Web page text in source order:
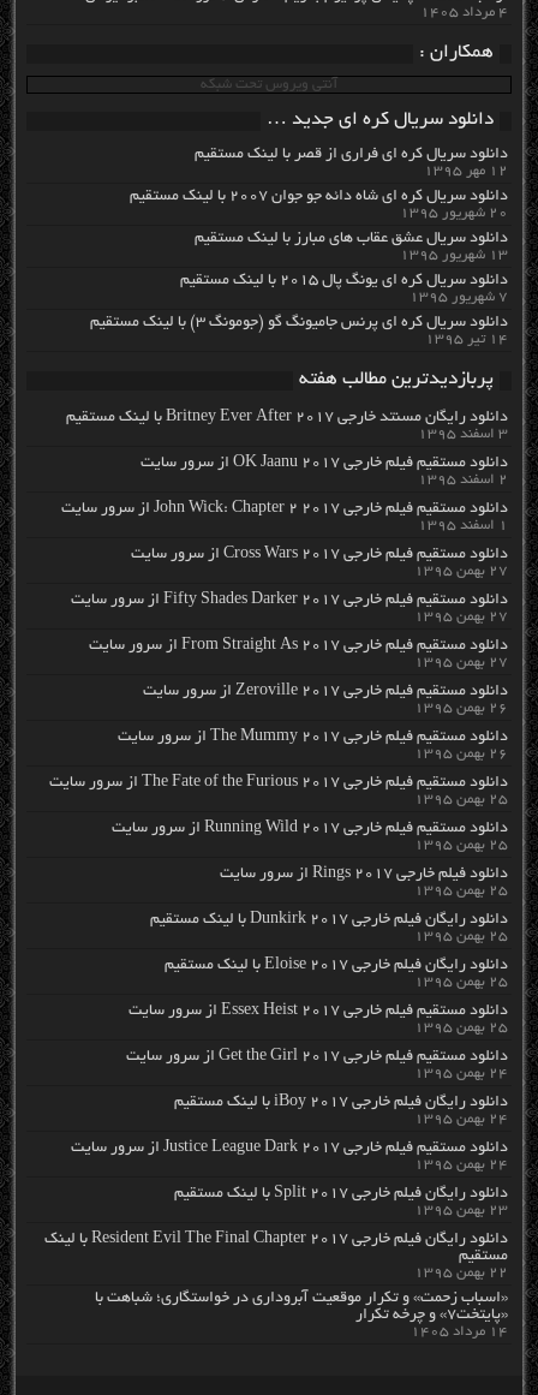
۴ مرداد ۱۴۰۵
همکاران :
آنتی ویروس تحت شبکه
دانلود سریال کره ای جدید …
دانلود سریال کره ای فراری از قصر با لینک مستقیم
۱۲ مهر ۱۳۹۵
دانلود سریال کره ای شاه دائه جو جوان ۲۰۰۷ با لینک مستقیم
۲۰ شهریور ۱۳۹۵
دانلود سریال عشق عقاب های مبارز با لینک مستقیم
۱۳ شهریور ۱۳۹۵
دانلود سریال کره ای یونگ پال ۲۰۱۵ با لینک مستقیم
۷ شهریور ۱۳۹۵
دانلود سریال کره ای پرنس جامیونگ گو (جومونگ ۳) با لینک مستقیم
۱۴ تیر ۱۳۹۵
پربازدیدترین مطالب هفته
دانلود رایگان مسنتد خارجی Britney Ever After 2017 با لینک مستقیم
۳ اسفند ۱۳۹۵
دانلود مستقیم فیلم خارجی OK Jaanu 2017 از سرور سایت
۲ اسفند ۱۳۹۵
دانلود مستقیم فیلم خارجی John Wick: Chapter 2 2017 از سرور سایت
۱ اسفند ۱۳۹۵
دانلود مستقیم فیلم خارجی Cross Wars 2017 از سرور سایت
۲۷ بهمن ۱۳۹۵
دانلود مستقیم فیلم خارجی Fifty Shades Darker 2017 از سرور سایت
۲۷ بهمن ۱۳۹۵
دانلود مستقیم فیلم خارجی From Straight As 2017 از سرور سایت
۲۷ بهمن ۱۳۹۵
دانلود مستقیم فیلم خارجی Zeroville 2017 از سرور سایت
۲۶ بهمن ۱۳۹۵
دانلود مستقیم فیلم خارجی The Mummy 2017 از سرور سایت
۲۶ بهمن ۱۳۹۵
دانلود مستقیم فیلم خارجی The Fate of the Furious 2017 از سرور سایت
۲۵ بهمن ۱۳۹۵
دانلود مستقیم فیلم خارجی Running Wild 2017 از سرور سایت
۲۵ بهمن ۱۳۹۵
دانلود فیلم خارجی Rings 2017 از سرور سایت
۲۵ بهمن ۱۳۹۵
دانلود رایگان فیلم خارجی Dunkirk 2017 با لینک مستقیم
۲۵ بهمن ۱۳۹۵
دانلود رایگان فیلم خارجی Eloise 2017 با لینک مستقیم
۲۵ بهمن ۱۳۹۵
دانلود مستقیم فیلم خارجی Essex Heist 2017 از سرور سایت
۲۵ بهمن ۱۳۹۵
دانلود مستقیم فیلم خارجی Get the Girl 2017 از سرور سایت
۲۴ بهمن ۱۳۹۵
دانلود رایگان فیلم خارجی iBoy 2017 با لینک مستقیم
۲۴ بهمن ۱۳۹۵
دانلود مستقیم فیلم خارجی Justice League Dark 2017 از سرور سایت
۲۴ بهمن ۱۳۹۵
دانلود رایگان فیلم خارجی Split 2017 با لینک مستقیم
۲۳ بهمن ۱۳۹۵
دانلود رایگان فیلم خارجی Resident Evil The Final Chapter 2017 با لینک
مستقیم
۲۲ بهمن ۱۳۹۵
«اسباب زحمت» و تکرار موقعیت آبروداری در خواستگاری؛ شباهت با
«پایتخت۷» و چرخه تکرار
۱۴ مرداد ۱۴۰۵